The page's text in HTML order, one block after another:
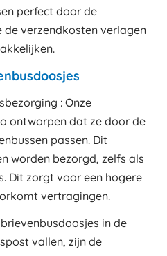
perfect door de
de verzendkosten verlagen
: Onze
ontworpen dat ze door de
passen. Dit
worden bezorgd, zelfs als
Dit zorgt voor een hogere
vertragingen.
in de
vallen, zijn de